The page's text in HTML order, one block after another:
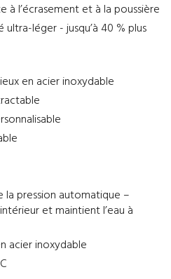
à l’écrasement et à la poussière
léger - jusqu’à 40 % plus
en acier inoxydable
la pression automatique –
et maintient l’eau à
acier inoxydable